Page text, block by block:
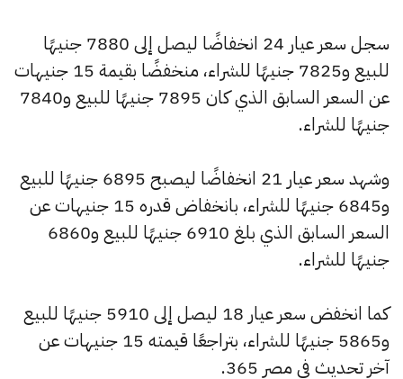
سجل سعر عيار 24 انخفاضًا ليصل إلى 7880 جنيهًا
للبيع و7825 جنيهًا للشراء، منخفضًا بقيمة 15 جنيهات
عن السعر السابق الذي كان 7895 جنيهًا للبيع و7840
جنيهًا للشراء.
وشهد سعر عيار 21 انخفاضًا ليصبح 6895 جنيهًا للبيع
و6845 جنيهًا للشراء، بانخفاض قدره 15 جنيهات عن
السعر السابق الذي بلغ 6910 جنيهًا للبيع و6860
جنيهًا للشراء.
كما انخفض سعر عيار 18 ليصل إلى 5910 جنيهًا للبيع
و5865 جنيهًا للشراء، بتراجعًا قيمته 15 جنيهات عن
آخر تحديث في مصر 365.